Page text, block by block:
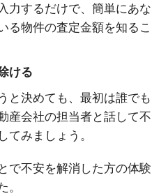
力するだけで、簡単にあな
る物件の査定金額を知るこ
ける
と決めても、最初は誰でも
産会社の担当者と話して不
てみましょう。
で不安を解消した方の体験
。